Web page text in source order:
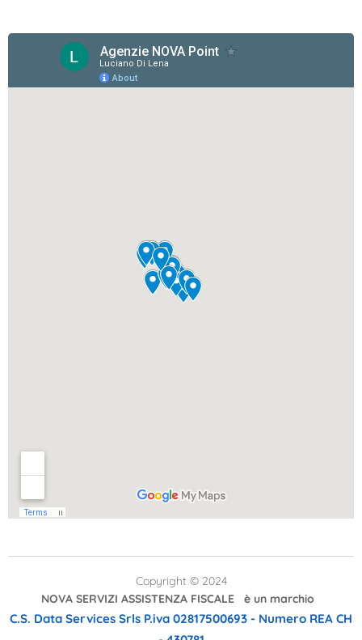
Copyright © 2024
NOVA SERVIZI ASSISTENZA FISCALE è un marchio
C.S. Data Services Srls P.iva 02817500693 - Numero REA CH